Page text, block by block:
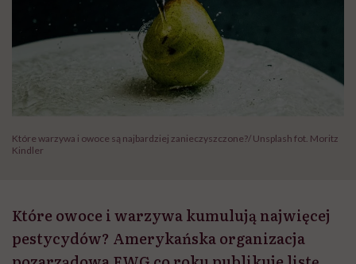
Które warzywa i owoce są najbardziej zanieczyszczone?/ Unsplash fot. Moritz
Kindler
Które owoce i warzywa kumulują najwięcej
pestycydów? Amerykańska organizacja